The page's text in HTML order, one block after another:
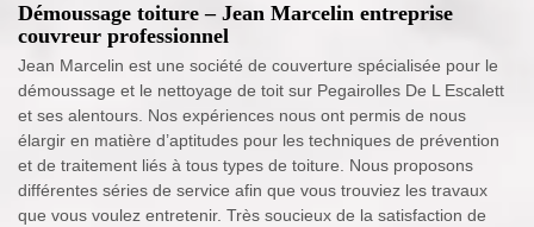
Démoussage toiture – Jean Marcelin entreprise
couvreur professionnel
Jean Marcelin est une société de couverture spécialisée pour le
démoussage et le nettoyage de toit sur Pegairolles De L Escalett
et ses alentours. Nos expériences nous ont permis de nous
élargir en matière d’aptitudes pour les techniques de prévention
et de traitement liés à tous types de toiture. Nous proposons
différentes séries de service afin que vous trouviez les travaux
que vous voulez entretenir. Très soucieux de la satisfaction de